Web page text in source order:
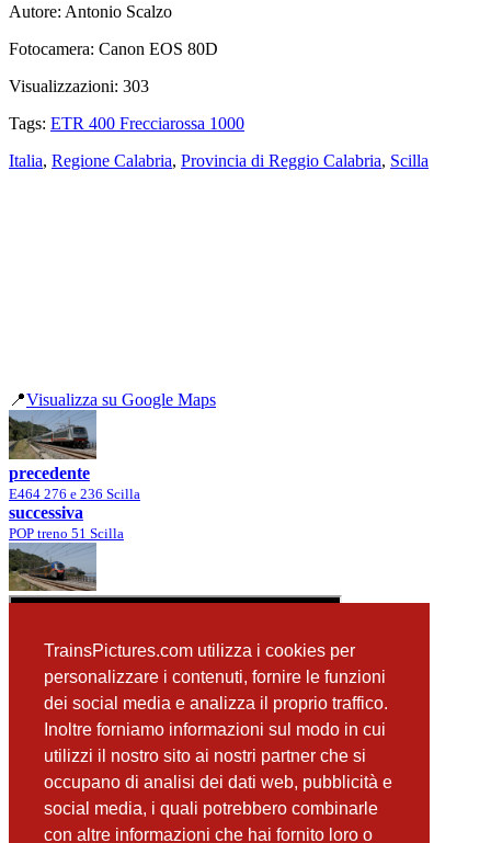
TrainsPictures.com utilizza i cookies per
personalizzare i contenuti, fornire le funzioni
dei social media e analizza il proprio traffico.
Inoltre forniamo informazioni sul modo in cui
utilizzi il nostro sito ai nostri partner che si
occupano di analisi dei dati web, pubblicità e
social media, i quali potrebbero combinarle
con altre informazioni che hai fornito loro o
Autore: Antonio Scalzo
Fotocamera: Canon EOS 80D
Visualizzazioni: 303
Tags: ETR 400 Frecciarossa 1000
Italia, Regione Calabria, Provincia di Reggio Calabria, Scilla
📍Visualizza su Google Maps
precedente
E464 276 e 236 Scilla
successiva
POP treno 51 Scilla
📸 Fotografie scattate nei dintorniVedi tutte ➔